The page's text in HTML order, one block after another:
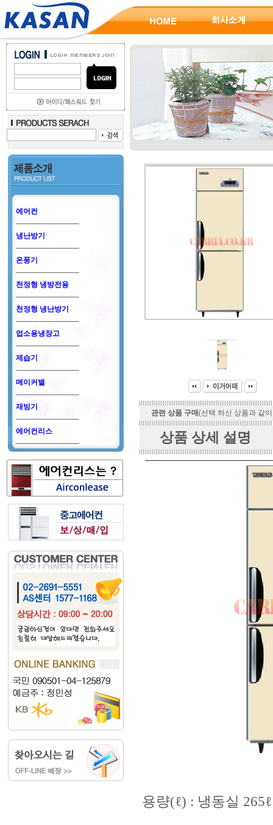
에어컨
냉난방기
온풍기
천정형 냉방전용
천정형 냉난방기
업소용냉장고
제습기
메이커별
재빙기
에어컨리스
관련 상품 구매(선택 하신 상품과 같
상품 상세 설명
용량(ℓ) : 냉동실